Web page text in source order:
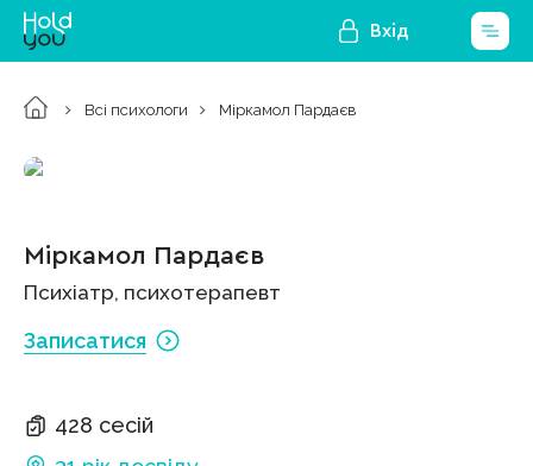
Вхід
Всі психологи Міркамол Пардаєв
Міркамол Пардаєв
Психіатр, психотерапевт
Записатися
428 сесій